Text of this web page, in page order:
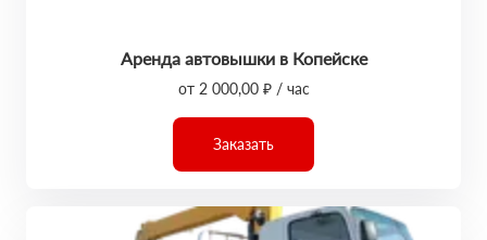
Аренда автовышки в Копейске
от 2 000,00 ₽ / час
Заказать